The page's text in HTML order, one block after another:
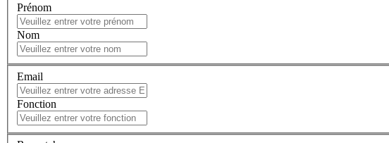
Prénom
Nom
Email
Fonction